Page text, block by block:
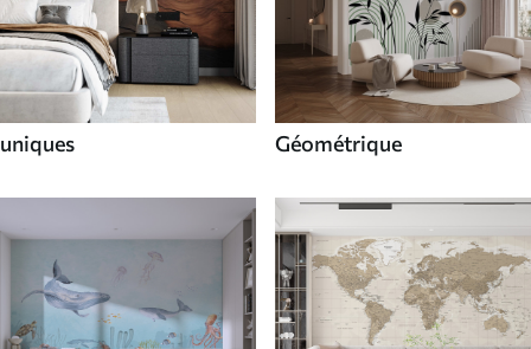
uniques Géométrique